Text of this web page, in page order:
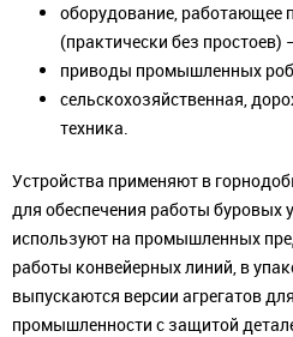
оборудование, работающее
(практически без
приводы промышленных
сельскохозяйственная,
техника.
Устройства применяют в
для обеспечения работы буровых
используют на промышленных
работы конвейерных линий, в
выпускаются версии агрегатов
промышленности с защитой